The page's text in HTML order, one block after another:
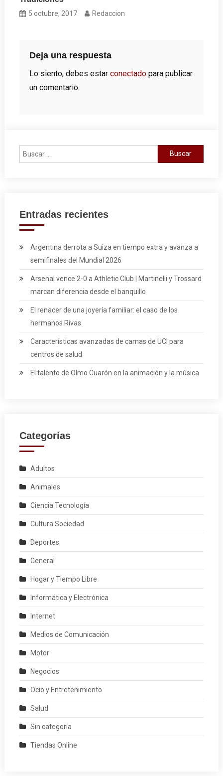
5 octubre, 2017 Redaccion
Deja una respuesta
Lo siento, debes estar conectadopara publicar
un comentario.
Buscar:
Entradas recientes
Argentina derrota a Suiza en tiempo extra y avanza a
semifinales del Mundial 2026
Arsenal vence 2-0 a Athletic Club | Martinelli y Trossard
marcan diferencia desde el banquillo
El renacer de una joyería familiar: el caso de los
hermanos Rivas
Características avanzadas de camas de UCI para
centros de salud
El talento de Olmo Cuarón en la animación y la música
Categorías
Adultos
Animales
Ciencia Tecnología
Cultura Sociedad
Deportes
General
Hogar y Tiempo Libre
Informática y Electrónica
Internet
Medios de Comunicación
Motor
Negocios
Ocio y Entretenimiento
Salud
Sin categoría
Tiendas Online